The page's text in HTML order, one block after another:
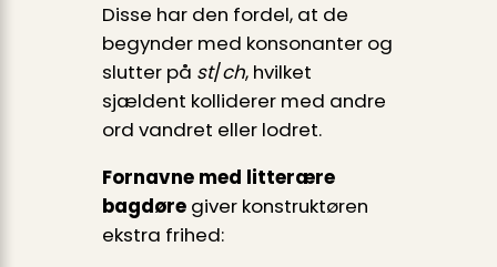
Disse har den fordel, at de
begynder med konsonanter og
slutter på st/ch, hvilket
sjældent kolliderer med andre
ord vandret eller lodret.
Fornavne med litterære
bagdøregiver konstruktøren
ekstra frihed: